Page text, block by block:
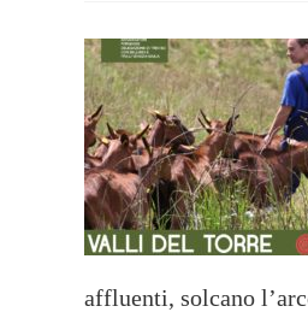
affluenti, solcano